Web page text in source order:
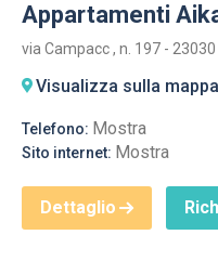
Appartamenti
via Campacc , n. 197 -
Visualizza sulla mappa
Telefono: Mostra
Sito internet: Mostra
Dettaglio